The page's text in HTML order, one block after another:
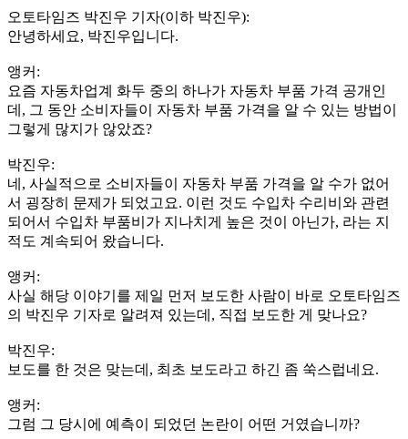
오토타임즈 박진우 기자(이하 박진우):
안녕하세요, 박진우입니다.
앵커:
요즘 자동차업계 화두 중의 하나가 자동차 부품 가격 공개인
데, 그 동안 소비자들이 자동차 부품 가격을 알 수 있는 방법이
그렇게 많지가 않았죠?
박진우:
네, 사실적으로 소비자들이 자동차 부품 가격을 알 수가 없어
서 굉장히 문제가 되었고요. 이런 것도 수입차 수리비와 관련
되어서 수입차 부품비가 지나치게 높은 것이 아닌가, 라는 지
적도 계속되어 왔습니다.
앵커:
사실 해당 이야기를 제일 먼저 보도한 사람이 바로 오토타임즈
의 박진우 기자로 알려져 있는데, 직접 보도한 게 맞나요?
박진우:
보도를 한 것은 맞는데, 최초 보도라고 하긴 좀 쑥스럽네요.
앵커:
그럼 그 당시에 예측이 되었던 논란이 어떤 거였습니까?